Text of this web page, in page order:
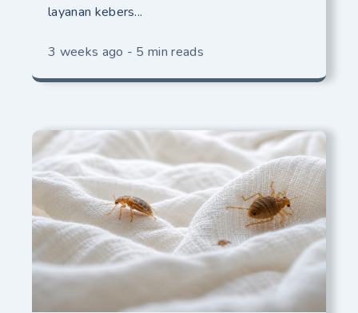
layanan kebers...
3 weeks ago - 5 min reads